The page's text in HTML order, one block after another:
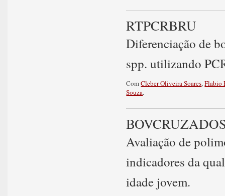
RTPCRBRU
Diferenciação de
spp. utilizando
ComCleber Oliveira Soares,Flabio
Souza.
Avaliação de
indicadores da
idade jovem.